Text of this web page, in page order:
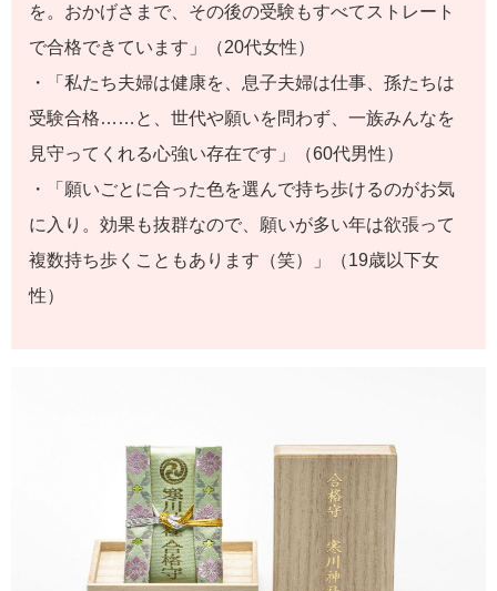
を。おかげさまで、その後の受験もすべてストレート
で合格できています」（20代女性）
・「私たち夫婦は健康を、息子夫婦は仕事、孫たちは
受験合格……と、世代や願いを問わず、一族みんなを
見守ってくれる心強い存在です」（60代男性）
・「願いごとに合った色を選んで持ち歩けるのがお気
に入り。効果も抜群なので、願いが多い年は欲張って
複数持ち歩くこともあります（笑）」（19歳以下女
性）